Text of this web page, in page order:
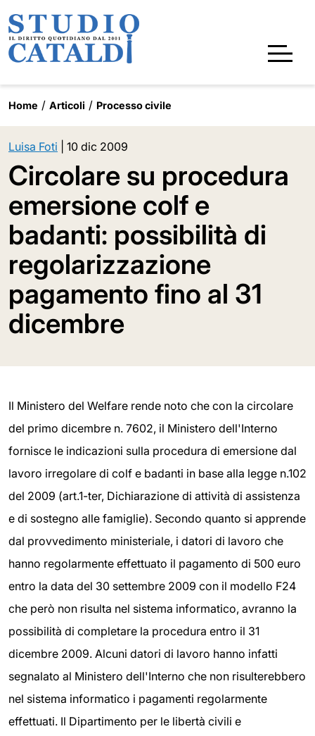
Home Articoli Processo civile
Luisa Foti 10 dic 2009
Circolare su procedura
emersione colf e
badanti: possibilità di
regolarizzazione
pagamento fino al 31
dicembre
Il Ministero del Welfare rende noto che con la circolare
del primo dicembre n. 7602, il Ministero dell'Interno
fornisce le indicazioni sulla procedura di emersione dal
lavoro irregolare di colf e badanti in base alla legge n.102
del 2009 (art.1-ter, Dichiarazione di attività di assistenza
e di sostegno alle famiglie). Secondo quanto si apprende
dal provvedimento ministeriale, i datori di lavoro che
hanno regolarmente effettuato il pagamento di 500 euro
entro la data del 30 settembre 2009 con il modello F24
che però non risulta nel sistema informatico, avranno la
possibilità di completare la procedura entro il 31
dicembre 2009. Alcuni datori di lavoro hanno infatti
segnalato al Ministero dell'Interno che non risulterebbero
nel sistema informatico i pagamenti regolarmente
effettuati. Il Dipartimento per le libertà civili e